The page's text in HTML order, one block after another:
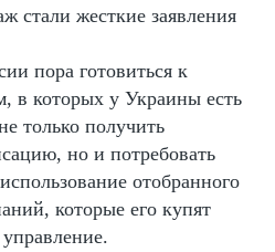
стали жесткие заявления
пора готовиться к
в которых у Украины есть
только получить
но и потребовать
отобранного
которые его купят